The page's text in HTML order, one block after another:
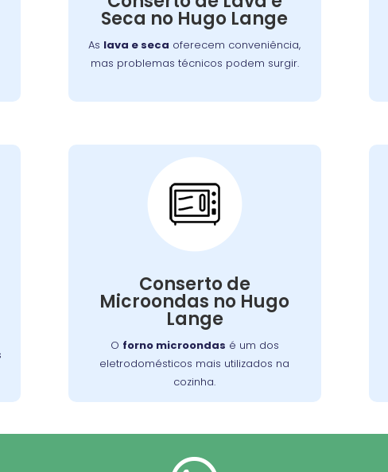
Seca no Hugo Lange
As lava e seca oferecem conveniência,
mas problemas técnicos podem surgir.
que você tenha roupas limpas e secas
sem complicações.
Conserto de
Microondas no Hugo
Lange
O forno microondas é um dos
eletrodomésticos mais utilizados na
cozinha.
Conserto de
Microondas:
como falha no aquecimento ou na porta,
nossa equipe está preparada para
consertá-lo com eficiência, garantindo